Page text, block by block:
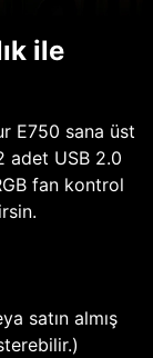
ile
E750 sana üst
adet USB 2.0
fan kontrol
satın almış